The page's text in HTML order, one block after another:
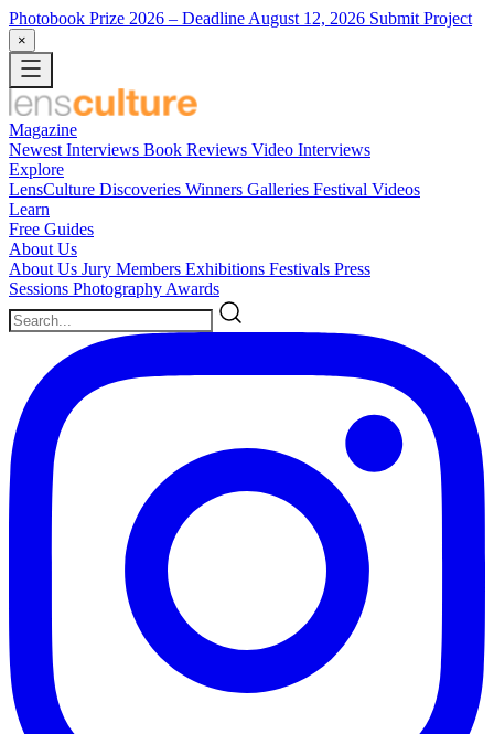
Photobook Prize 2026 – Deadline August 12, 2026 Submit Project
×
Magazine
Newest Interviews Book Reviews Video Interviews
Explore
LensCulture Discoveries Winners Galleries Festival Videos
Learn
Free Guides
About Us
About Us Jury Members Exhibitions Festivals Press
Sessions Photography Awards